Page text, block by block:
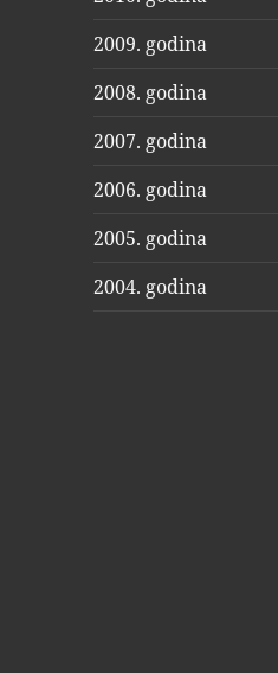
2009. godina
2008. godina
2007. godina
2006. godina
2005. godina
2004. godina